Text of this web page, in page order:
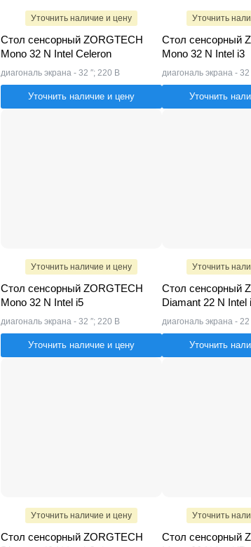
Уточнить наличие и цену
Стол сенсорный ZORGTECH
Mono 32 N Intel Celeron
диагональ экрана - 32 ″; 220 В
Уточнить наличие и цену
Уточнить
Стол сенсорный
Mono 32 N Intel i3
диагональ экрана -
Уточнить
Уточнить наличие и цену
Стол сенсорный ZORGTECH
Mono 32 N Intel i5
диагональ экрана - 32 ″; 220 В
Уточнить наличие и цену
Уточнить
Стол сенсорный
Diamant 22 N Intel
диагональ экрана -
Уточнить
Уточнить наличие и цену
Стол сенсорный ZORGTECH
Уточнить
Стол сенсорный